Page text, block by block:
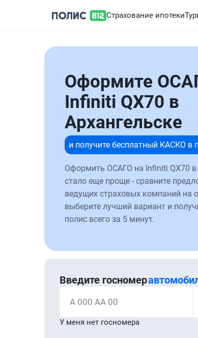
Страхование ипотеки
Оформите
Infiniti QX70 в
Архангельске
и получите бесплатный КАСКО в
Оформить ОСАГО на Infiniti QX70 в
стало еще проще - сравните
ведущих страховых компаний на
выберите лучший вариант и
полис всего за 5 минут.
Введите госномер
А 000 АА 00
У меня нет госномера